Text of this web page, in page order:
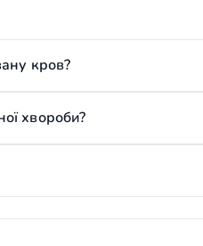
кров?
хвороби?